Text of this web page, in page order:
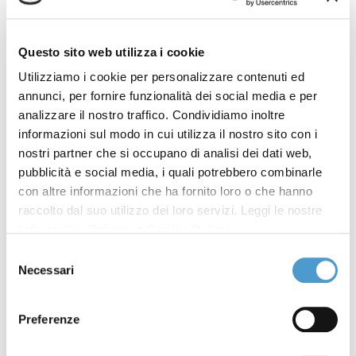
Questo sito web utilizza i cookie
Utilizziamo i cookie per personalizzare contenuti ed
annunci, per fornire funzionalità dei social media e per
analizzare il nostro traffico. Condividiamo inoltre
informazioni sul modo in cui utilizza il nostro sito con i
nostri partner che si occupano di analisi dei dati web,
pubblicità e social media, i quali potrebbero combinarle
con altre informazioni che ha fornito loro o che hanno
raccolto dal suo utilizzo dei loro servizi. Leggi le nostre
delNecessari
Preferenze
quindi le aziende piuttosto che i lavoratori.
costringere le società di auditing a ritenersi
responsabili delle loro mortali rassicurazioni.
Nel 2018, i familiari delle vittime, insieme a una
coalizione di Ong e sindacati pakistani ed europei,
hanno presentato
una denuncia contro RINA
presso il punto di contatto nazionale(PCN)
dell'Organizzazione per la cooperazione e lo sviluppo
economico italiano. Nel rispetto delle Linee guida
OCSE per le imprese multinazionali, cui RINA
pubblicare il rapporto originale dell’audit, porre